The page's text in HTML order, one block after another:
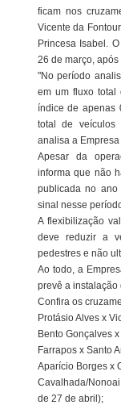
ficam nos
Vicente da
Princesa Isabel.
26 de março,
"No período
em um fluxo total
índice de apenas
total de veículos
analisa a
Apesar da
informa que não
publicada no ano
sinal nesse
A flexibilização
deve reduzir a
pedestres e não
Ao todo, a
prevê a instalação
Confira os
Protásio Alves x
Bento Gonçalves
Farrapos x Santo
Aparício Borges x
Cavalhada/
de 27 de abril);